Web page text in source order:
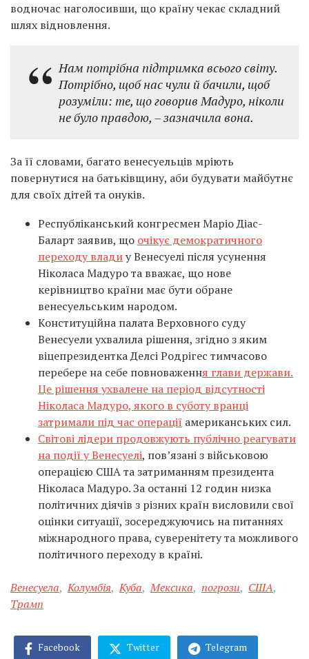
водночас наголосивши, що країну чекає складний
шлях відновлення.
Нам потрібна підтримка всього світу.
Потрібно, щоб нас чули й бачили, щоб
розуміли: те, що говорив Мадуро, ніколи
не було правдою, – зазначила вона.
За її словами, багато венесуельців мріють
повернутися на батьківщину, аби будувати майбутнє
для своїх дітей та онуків.
Республіканський конгресмен Маріо Діас-
Баларт заявив, що очікує демократичного
переходу владиу Венесуелі після усунення
Ніколаса Мадуро та вважає, що нове
керівництво країни має бути обране
венесуельським народом.
Конституційна палата Верховного суду
Венесуели ухвалила рішення, згідно з яким
віцепрезидентка Делсі Родрігес тимчасово
перебере на себе повноваження глави держави.
Це рішення ухвалене на період відсутності
Ніколаса Мадуро, якого в суботу вранці
затримали під час операції американських сил.
Світові лідери продовжують публічно реагувати
на події у Венесуелі, пов’язані з військовою
операцією США та затриманням президента
Ніколаса Мадуро. За останні 12 годин низка
політичних діячів з різних країн висловили свої
оцінки ситуації, зосереджуючись на питаннях
міжнародного права, суверенітету та можливого
політичного переходу в країні.
Венесуела, Колумбія, Куба, Мексика, погрози, США,
Трамп
Facebook Twitter Telegram